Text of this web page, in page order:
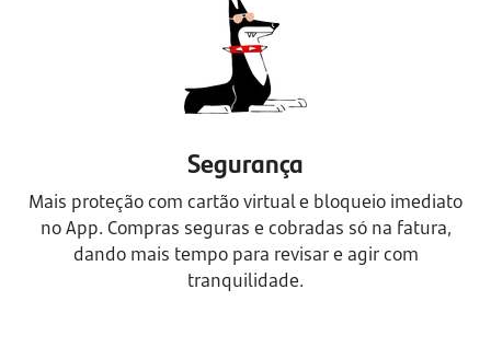
Segurança
Mais proteção com cartão virtual e bloqueio imediato
no App. Compras seguras e cobradas só na fatura,
dando mais tempo para revisar e agir com
tranquilidade.